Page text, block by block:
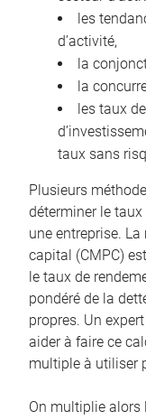
les
d’activité,
la
la
les taux
taux sans
Plusieurs
déterminer le
une entreprise.
capital (CMPC)
le taux de
pondéré de la
propres. Un
aider à faire ce
multiple à utiliser
On multiplie alors